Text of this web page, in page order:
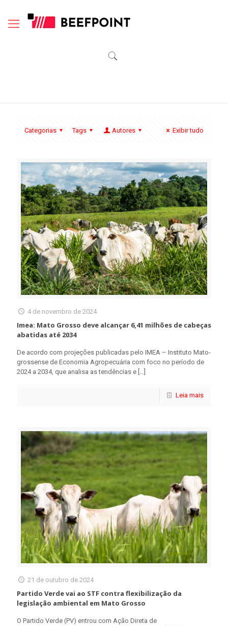
Categorias Tags Autores Exibir tudo
4 de novembro de 2024
Imea: Mato Grosso deve alcançar 6,41 milhões de cabeças
abatidas até 2034
De acordo com projeções publicadas pelo IMEA – Instituto Mato-
grossense de Economia Agropecuária com foco no período de
2024 a 2034, que analisa as tendências e […]
Leia mais
21 de outubro de 2024
Partido Verde vai ao STF contra flexibilização da
legislação ambiental em Mato Grosso
O Partido Verde (PV) entrou com Ação Direta de